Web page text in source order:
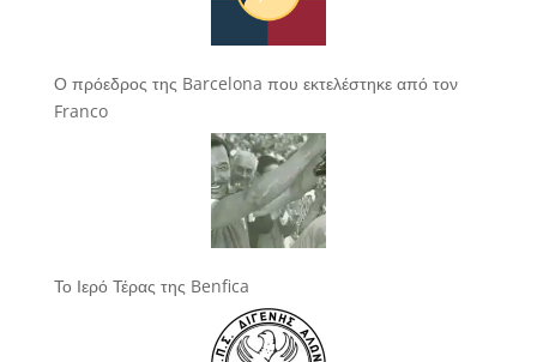
Ο πρόεδρος της Barcelona που εκτελέστηκε από τον
Franco
Το Ιερό Τέρας της Benfica